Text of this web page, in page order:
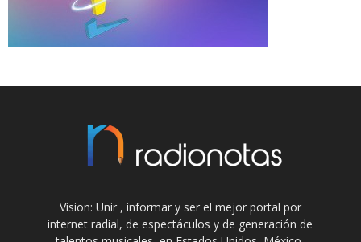
Vision: Unir , informar y ser el mejor portal por
internet radial, de espectáculos y de generación de